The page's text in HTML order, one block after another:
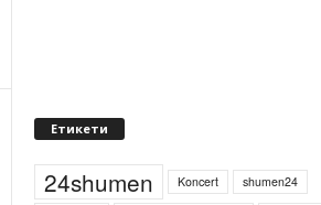
Етикети
24shumen Koncert
shumen24